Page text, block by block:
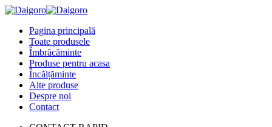
Pagina principală
Toate produsele
Îmbrăcăminte
Produse pentru acasa
Încălțăminte
Alte produse
Despre noi
Contact